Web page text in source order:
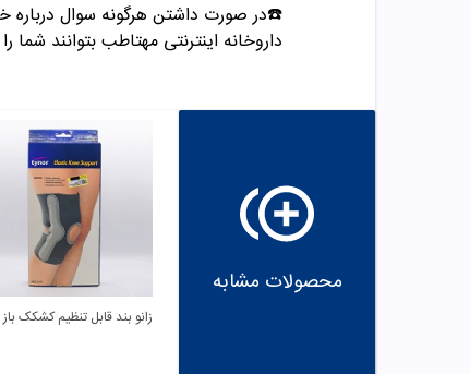
☎️در صورت داشتن هرگونه سوال درباره خرید و مشاوره
داروخانه اینترنتی مهتاطب بتوانند شما
محصولات مشابه